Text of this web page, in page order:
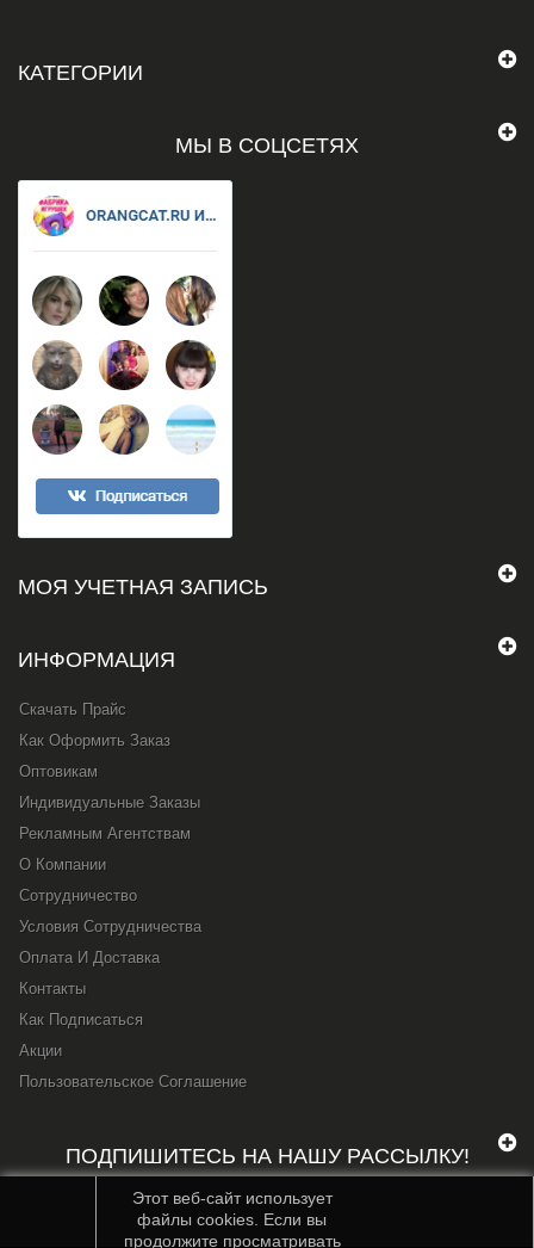
КАТЕГОРИИ
МЫ В СОЦСЕТЯХ
МОЯ УЧЕТНАЯ ЗАПИСЬ
ИНФОРМАЦИЯ
Скачать Прайс
Как Оформить Заказ
Оптовикам
Индивидуальные Заказы
Рекламным Агентствам
О Компании
Сотрудничество
Условия Сотрудничества
Оплата И Доставка
Контакты
Как Подписаться
Акции
Пользовательское Соглашение
ПОДПИШИТЕСЬ НА НАШУ РАССЫЛКУ!
Этот веб-сайт использует
файлы cookies. Если вы
продолжите просматривать